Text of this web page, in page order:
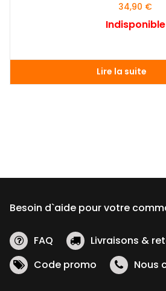
34,90 €
Indisponible
Lire la suite
Besoin d`aide pour votre
FAQ
Livraisons &
Code promo
Nous